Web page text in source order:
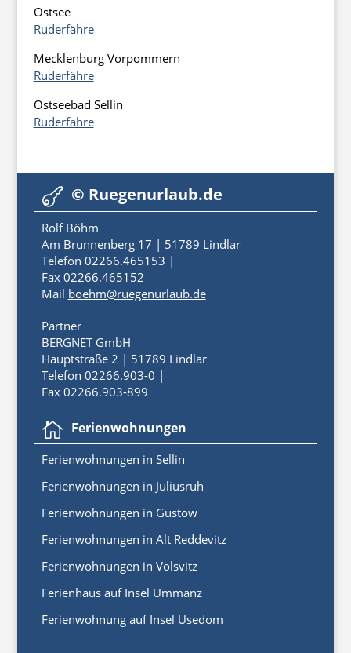
Ostsee
Ruderfähre
Mecklenburg Vorpommern
Ruderfähre
Ostseebad Sellin
Ruderfähre
 © Ruegenurlaub.de
Rolf Böhm
Am Brunnenberg 17 | 51789 Lindlar
Telefon 02266.465153 |
Fax 02266.465152
Mail boehm@ruegenurlaub.de
Partner
BERGNET GmbH
Hauptstraße 2 | 51789 Lindlar
Telefon 02266.903-0 |
Fax 02266.903-899
 Ferienwohnungen
Ferienwohnungen in Sellin
Ferienwohnungen in Juliusruh
Ferienwohnungen in Gustow
Ferienwohnungen in Alt Reddevitz
Ferienwohnungen in Volsvitz
Ferienhaus auf Insel Ummanz
Ferienwohnung auf Insel Usedom